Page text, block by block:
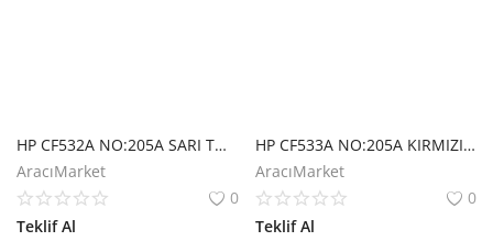
HP CF532A NO:205A SARI TONER 900 SAYFA
AracıMarket
0
Teklif Al
HP CF533A NO:205A KIRMIZI TONER 900 SAYFA
AracıMarket
0
Teklif Al